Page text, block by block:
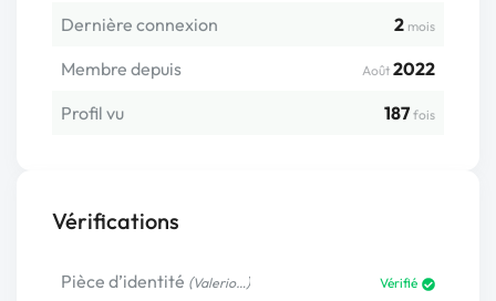
Dernière connexion 2 mois
Membre depuis Août 2022
Profil vu
187 fois
Vérifications
Pièce d’identité (Valerio…) Vérifié